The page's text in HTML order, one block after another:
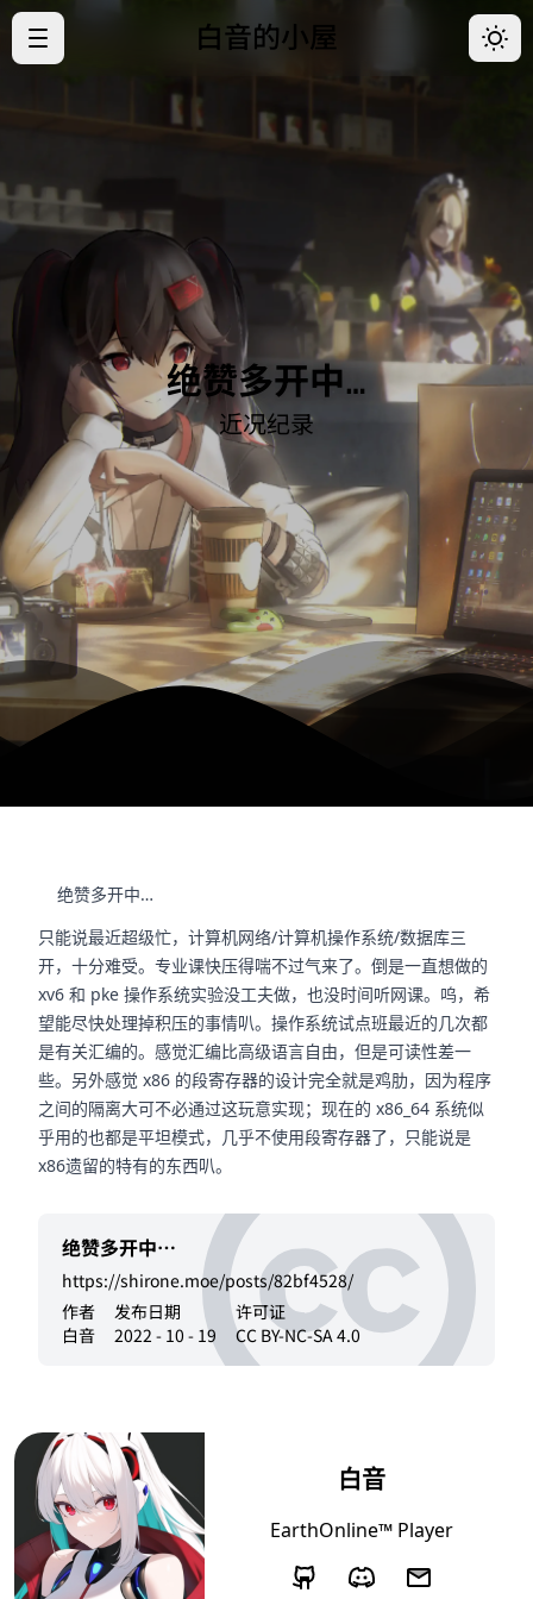
白音的小屋
· 关于
开往
绝赞多开中…
近况纪录
绝赞多开中…
只能说最近超级忙，计算机网络/计算机操作系统/数据库三
开，十分难受。专业课快压得喘不过气来了。倒是一直想做的
xv6 和 pke 操作系统实验没工夫做，也没时间听网课。呜，希
望能尽快处理掉积压的事情叭。操作系统试点班最近的几次都
是有关汇编的。感觉汇编比高级语言自由，但是可读性差一
些。另外感觉 x86 的段寄存器的设计完全就是鸡肋，因为程序
之间的隔离大可不必通过这玩意实现；现在的 x86_64 系统似
乎用的也都是平坦模式，几乎不使用段寄存器了，只能说是
x86遗留的特有的东西叭。
绝赞多开中…
https://shirone.moe/posts/82bf4528/
作者
白音
发布日期
2022 - 10 - 19
许可证
CC BY-NC-SA 4.0
白音
EarthOnline™ Player